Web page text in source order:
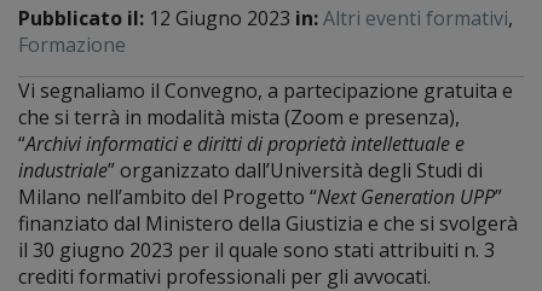
Pubblicato il: 12 Giugno 2023 in:Altri eventi formativi,
Formazione
Vi segnaliamo il Convegno, a partecipazione gratuita e
che si terrà in modalità mista (Zoom e presenza),
“Archivi informatici e diritti di proprietà intellettuale e
industriale” organizzato dall’Università degli Studi di
Milano nell’ambito del Progetto “Next Generation UPP”
finanziato dal Ministero della Giustizia e che si svolgerà
il 30 giugno 2023 per il quale sono stati attribuiti n. 3
crediti formativi professionali per gli avvocati.